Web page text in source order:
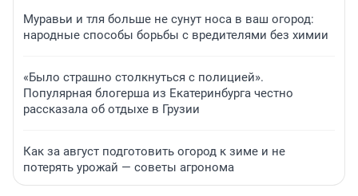
Муравьи и тля больше не сунут носа в ваш огород:
народные способы борьбы с вредителями без химии
«Было страшно столкнуться с полицией».
Популярная блогерша из Екатеринбурга честно
рассказала об отдыхе в Грузии
Как за август подготовить огород к зиме и не
потерять урожай — советы агронома